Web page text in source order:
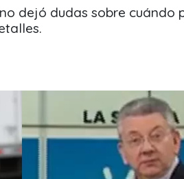
dejó dudas sobre cuándo